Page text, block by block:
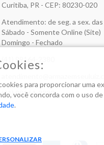
Curitiba, PR - CEP: 80230-020
Atendimento: de seg. a sex.
Sábado - Somente Online (Site)
Domingo - Fechado
(41) 99164-2380
(41) 99164-2380
para proporcionar uma
você concorda com o uso de
.